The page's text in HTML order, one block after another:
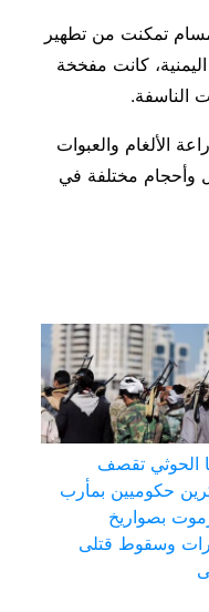
تمكنت من تطهير
اليمنية، كانت مفخخة
الناسفة.
الألغام والعبوات
وأحجام مختلفة في
الحوثي تقصف
حكوميين بمأرب
بصواريخ
وسقوط قتلى